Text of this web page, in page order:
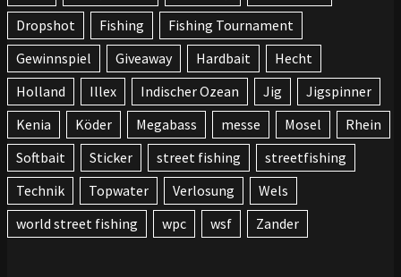
Dropshot
Fishing
Fishing Tournament
Gewinnspiel
Giveaway Hardbait
Hecht
Holland
Illex Indischer Ozean Jig
Jigspinner
Kenia
Köder Megabass messe Mosel
Rhein
Softbait
Sticker street fishing
streetfishing
Technik
Topwater Verlosung
Wels
world street fishing
wpc wsf Zander